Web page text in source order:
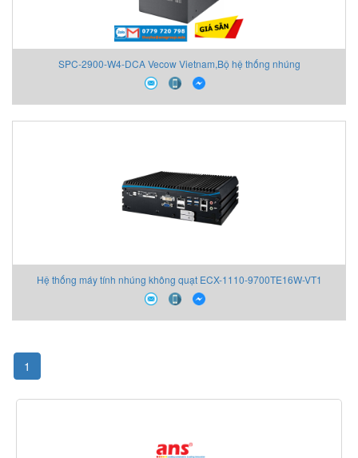
SPC-2900-W4-DCA Vecow Vietnam,Bộ hệ thống nhúng
Hệ thống máy tính nhúng không quạt ECX-1110-9700TE16W-VT1
Vecow
1